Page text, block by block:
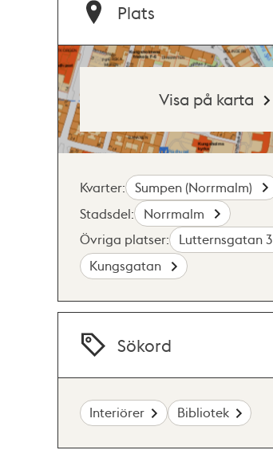
Plats
Visa på karta
Kvarter:
Sumpen (Norrmalm)
Stadsdel:
Norrmalm
Övriga platser:
Lutternsgatan 3
Kungsgatan
Sökord
Interiörer Bibliotek